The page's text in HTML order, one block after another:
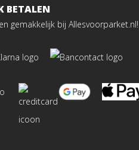
BETALEN
gemakkelijk bij Allesvoorparket.nl!